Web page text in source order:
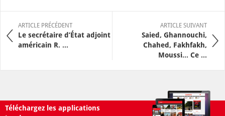
ARTICLE PRÉCÉDENT
Le secrétaire d’État adjoint
américain R. ...
ARTICLE SUIVANT
Saied, Ghannouchi,
Chahed, Fakhfakh,
Moussi... Ce ...
Téléchargez les applications